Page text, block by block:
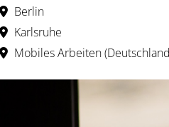
Berlin
Karlsruhe
Mobiles Arbeiten